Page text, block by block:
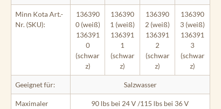
Minn Kota Art.-
Nr. (SKU):
136390
0 (weiß)
136391
0
(schwar
z)
136390
1 (weiß)
136391
1
(schwar
z)
136390
2 (weiß)
136391
2
(schwar
z)
136390
3 (weiß)
136391
3
(schwar
z)
Geeignet für: Salzwasser
Maximaler
90 lbs bei 24 V /115 lbs bei 36 V